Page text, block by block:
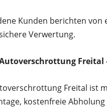
Kunden berichten
Verwertung.
Freital ist
kostenfreie